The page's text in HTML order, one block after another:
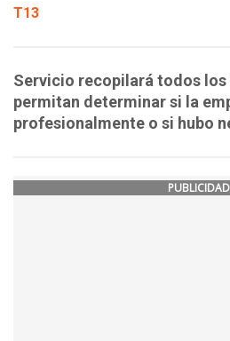
T13
Servicio recopilará todos
permitan determinar si la
profesionalmente o si hubo
PUBLICIDAD